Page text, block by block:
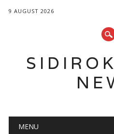
9 AUGUST 2026
Main menu
MENU